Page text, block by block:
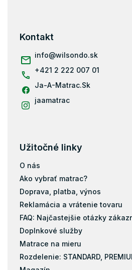
Ortopedické
Matrace Aloe Vera
Zdravotné matrace
Matrace podľa
Matrace
Kokos
Kontakt
info@wilsondo.sk
+421 2 222 007 01
Ja-A-Matrac.Sk
jaamatrac
Užitočné linky
O nás
Ako vybrať matrac?
Doprava, platba, výnos
Reklamácia a vrátenie tovaru
FAQ: Najčastejšie otázky
Doplnkové služby
Matrace na mieru
Rozdelenie: STANDARD,